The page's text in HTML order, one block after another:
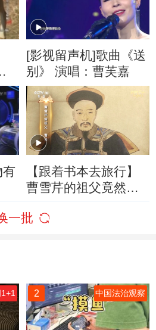
[影视留声机]歌曲《送
别》 演唱：曹芙嘉
有
【跟着书本去旅行】
曹雪芹的祖父竟然曾
一批
2 中国法治观察